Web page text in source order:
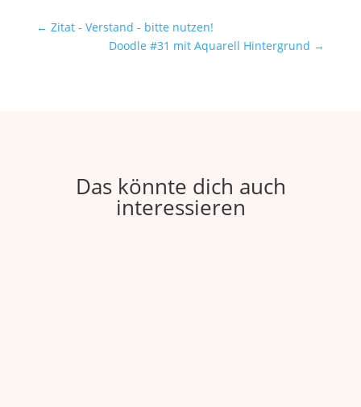
← Zitat - Verstand - bitte nutzen!
Doodle #31 mit Aquarell Hintergrund →
Das könnte dich auch
interessieren